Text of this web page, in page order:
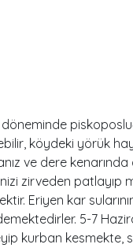
köydeki yörük
ve dere kenarında
zirveden patlayıp
Eriyen kar
5-7
kurban kesmekte,